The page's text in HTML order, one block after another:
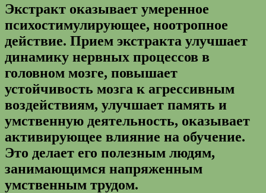
Экстракт оказывает умеренное
психостимулирующее, ноотропное
действие. Прием экстракта улучшает
динамику нервных процессов в
головном мозге, повышает
устойчивость мозга к агрессивным
воздействиям, улучшает память и
умственную деятельность, оказывает
активирующее влияние на обучение.
Это делает его полезным людям,
занимающимся напряженным
умственным трудом.